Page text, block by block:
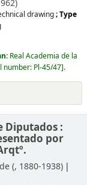
drawing; Type
Real Academia de la
number: Pl-45/47 .
Diputados :
por
(, 1880-1938)